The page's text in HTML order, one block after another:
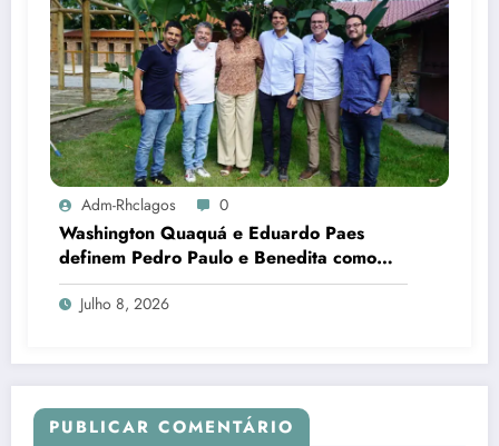
Adm-Rhclagos 0
Washington Quaquá e Eduardo Paes
definem Pedro Paulo e Benedita como
candidatos ao Senado no Rio
Julho 8, 2026
PUBLICAR COMENTÁRIO